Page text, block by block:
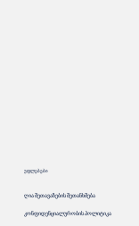
უფლებები
ღია შეთავაზების შეთანხმება
კონფიდენციალურობის პოლიტიკა